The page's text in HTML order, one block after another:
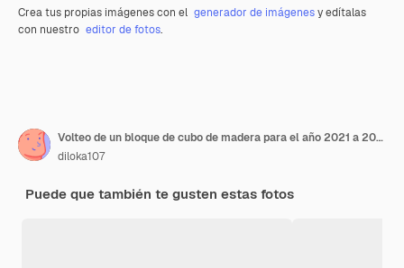
Crea tus propias imágenes con el generador de imágenesy edítalas
con nuestro editor de fotos.
Volteo de un bloque de cubo de madera para el año 2021 a 2022
diloka107
Puede que también te gusten estas fotos